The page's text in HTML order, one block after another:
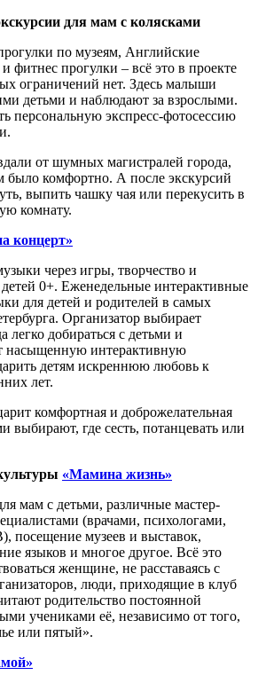
для мам с колясками
по музеям, Английские
фитнес прогулки – всё это в проекте
ограничений нет. Здесь малыши
детьми и наблюдают за взрослыми.
персональную экспресс-фотосессию
от шумных магистралей города,
было комфортно. А после экскурсий
выпить чашку чая или перекусить в
комнату.
концерт»
через игры, творчество и
0+. Еженедельные интерактивные
для детей и родителей в самых
Организатор выбирает
легко добираться с детьми и
насыщенную интерактивную
детям искреннюю любовь к
лет.
комфортная и доброжелательная
выбирают, где сесть, потанцевать или
«Мамина жизнь»
мам с детьми, различные мастер-
(врачами, психологами,
посещение музеев и выставок,
языков и многое другое. Всё это
женщине, не расставаясь с
люди, приходящие в клуб
родительство постоянной
учениками её, независимо от того,
или пятый».